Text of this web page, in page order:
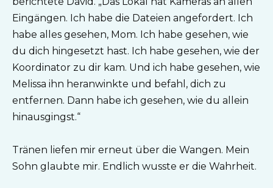
Eingängen. Ich habe die Dateien angefordert. Ich
habe alles gesehen, Mom. Ich habe gesehen, wie
du dich hingesetzt hast. Ich habe gesehen, wie der
Koordinator zu dir kam. Und ich habe gesehen, wie
Melissa ihn heranwinkte und befahl, dich zu
entfernen. Dann habe ich gesehen, wie du allein
hinausgingst.“
Tränen liefen mir erneut über die Wangen. Mein
Sohn glaubte mir. Endlich wusste er die Wahrheit.